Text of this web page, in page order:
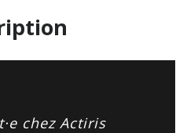
chez Actiris